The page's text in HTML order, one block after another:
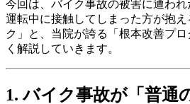
今回は、バイク事故の被害に遭わ
運転中に接触してしまった方が抱
ク」と、当院が誇る「根本改善プ
く解説していきます。
1. バイク事故が「普通